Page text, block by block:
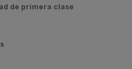
de primera clase